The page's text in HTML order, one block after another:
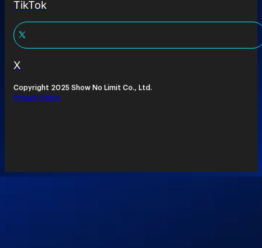
TikTok
X
Copyright 2025 Show No Limit Co., Ltd.
Privacy Policy